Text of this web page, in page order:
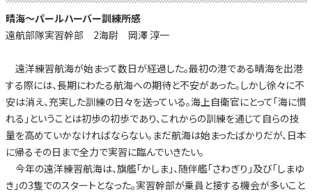
晴海～パールハーバー訓練所感
遠航部隊実習幹部 2海尉 岡澤 淳一
遠洋練習航海が始まって数日が経過した。最初の港である晴海を出港
する際には、長期にわたる航海への期待と不安があった。しかし徐々に不
安は消え、充実した訓練の日々を送っている。海上自衛官にとって「海に慣
れる」ということは初歩の初歩であり、これからの訓練を通じて自らの技
量を高めていかなければならない。まだ航海は始まったばかりだが、日本
に帰るその日まで全力で実習に臨んでいきたい。
今年の遠洋練習航海は、旗艦「かしま」、随伴艦「さわぎり」及び「しまゆ
き」の3隻でのスタートとなった。実習幹部が乗員と接する機会が多いこと